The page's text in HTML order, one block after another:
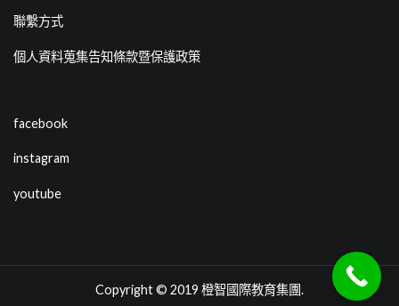
聯繫方式
個人資料蒐集告知條款暨保護政策
facebook
instagram
youtube
Copyright © 2019 橙智國際教育集團.